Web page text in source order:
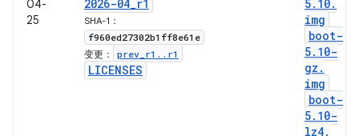
04-
25
2026-04_r1
SHA-1：
f960ed27302b1ff8e61e
变更： prev r1 . . r1
LICENSES
5. 10.
img
boot-
5. 10-
gz .
img
boot-
5. 10-
lz4.